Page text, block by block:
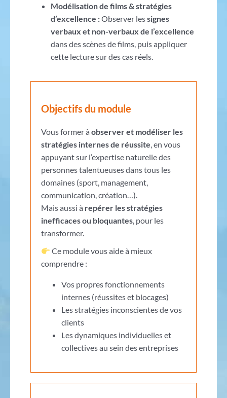
Modélisation de films & stratégies
d’excellence :Observer lessignes
verbaux et non-verbaux de l’excellence
dans des scènes de films, puis appliquer
cette lecture sur des cas réels.
Objectifs du module
Vous former à observer et modéliser les
stratégies internes de réussite, en vous
appuyant sur l’expertise naturelle des
personnes talentueuses dans tous les
domaines (sport, management,
communication, création…).
Mais aussi à repérer les stratégies
inefficaces ou bloquantes, pour les
transformer.
Ce module vous aide à mieux
comprendre :
Vos propres fonctionnements
internes (réussites et blocages)
Les stratégies inconscientes de vos
clients
Les dynamiques individuelles et
collectives au sein des entreprises